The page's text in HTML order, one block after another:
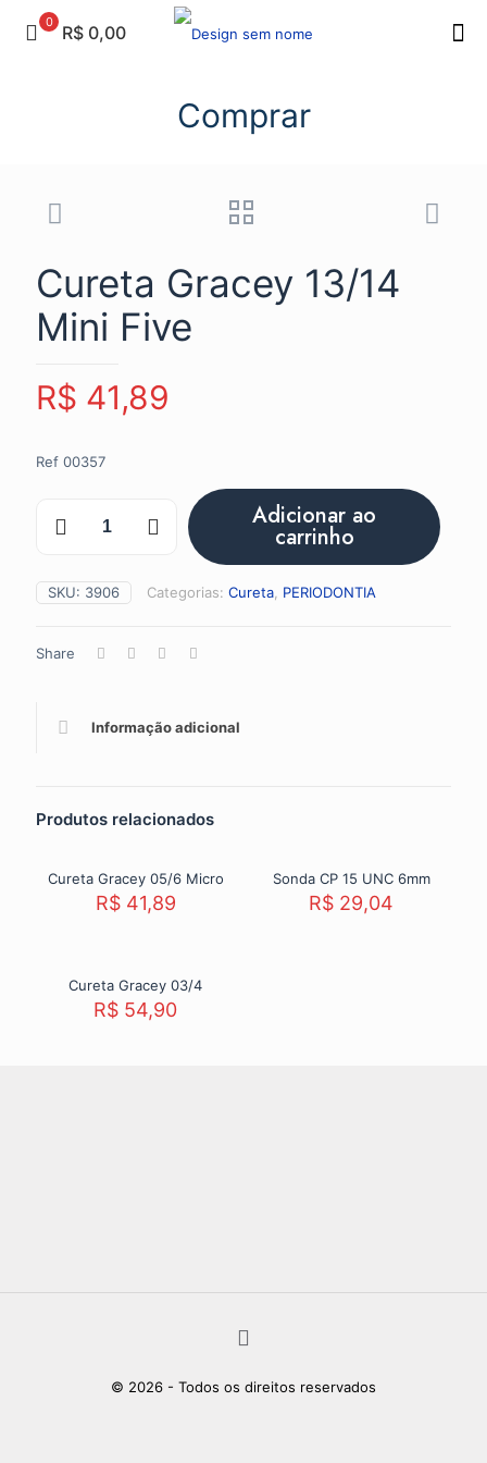
0 R$ 0,00
Comprar
Cureta Gracey 13/14
Mini Five
R$ 41,89
Ref 00357
Five
Adicionar ao
carrinho
SKU: 3906 Categorias: Cureta PERIODONTIA
Share
Informação adicional
Produtos relacionados
Cureta Gracey 05/6 Micro
R$41,89
Sonda CP 15 UNC 6mm
R$ 29,04
Cureta Gracey 03/4
R$ 54,90
© 2026 - Todos os direitos reservados